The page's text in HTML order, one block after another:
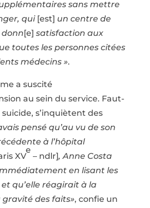
sans mettre
qui [est] un centre de
[e] satisfaction aux
toutes les personnes citées
médecins ».
a suscité
au sein du service. Faut-
s’inquiètent des
pensé qu’au vu de son
à l’hôpital
XV
e
– ndlr], Anne Costa
en lisant les
qu’elle réagirait à la
des faits», confie un